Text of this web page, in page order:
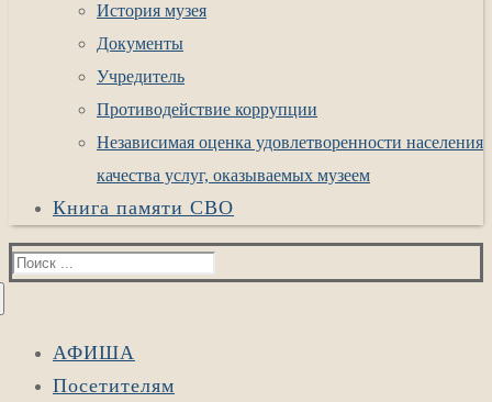
История музея
Документы
Учредитель
Противодействие коррупции
Независимая оценка удовлетворенности населения
качества услуг, оказываемых музеем
Книга памяти СВО
Найти:
АФИША
Посетителям